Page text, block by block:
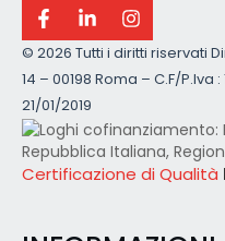
© 2026 Tutti i diritti riservati
14 – 00198 Roma – C.F/P.Iva :
21/01/2019
Certificazione di Qualità